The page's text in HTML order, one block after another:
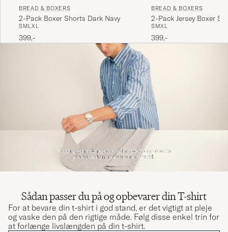
BREAD & BOXERS
2-Pack Boxer Shorts Dark Navy
SMLXL
399,-
BREAD & BOXERS
2-Pack Jersey Boxer
SMXL
399,-
Sådan passer du på og opbevarer din T-shirt
For at bevare din t-shirt i god stand, er det vigtigt at pleje
og vaske den på den rigtige måde. Følg disse enkel trin for
at forlænge livslængden på din t-shirt.